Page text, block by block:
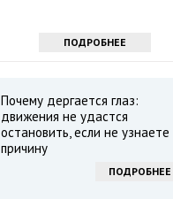
ПОДРОБНЕЕ
Почему дергается глаз:
движения не удастся
остановить, если не узнаете
причину
ПОДРОБНЕЕ